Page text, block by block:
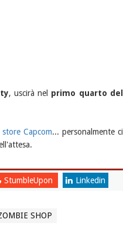
, uscirà nel primo quarto del
Capcom... personalmente ci
StumbleUpon Linkedin
SHOP